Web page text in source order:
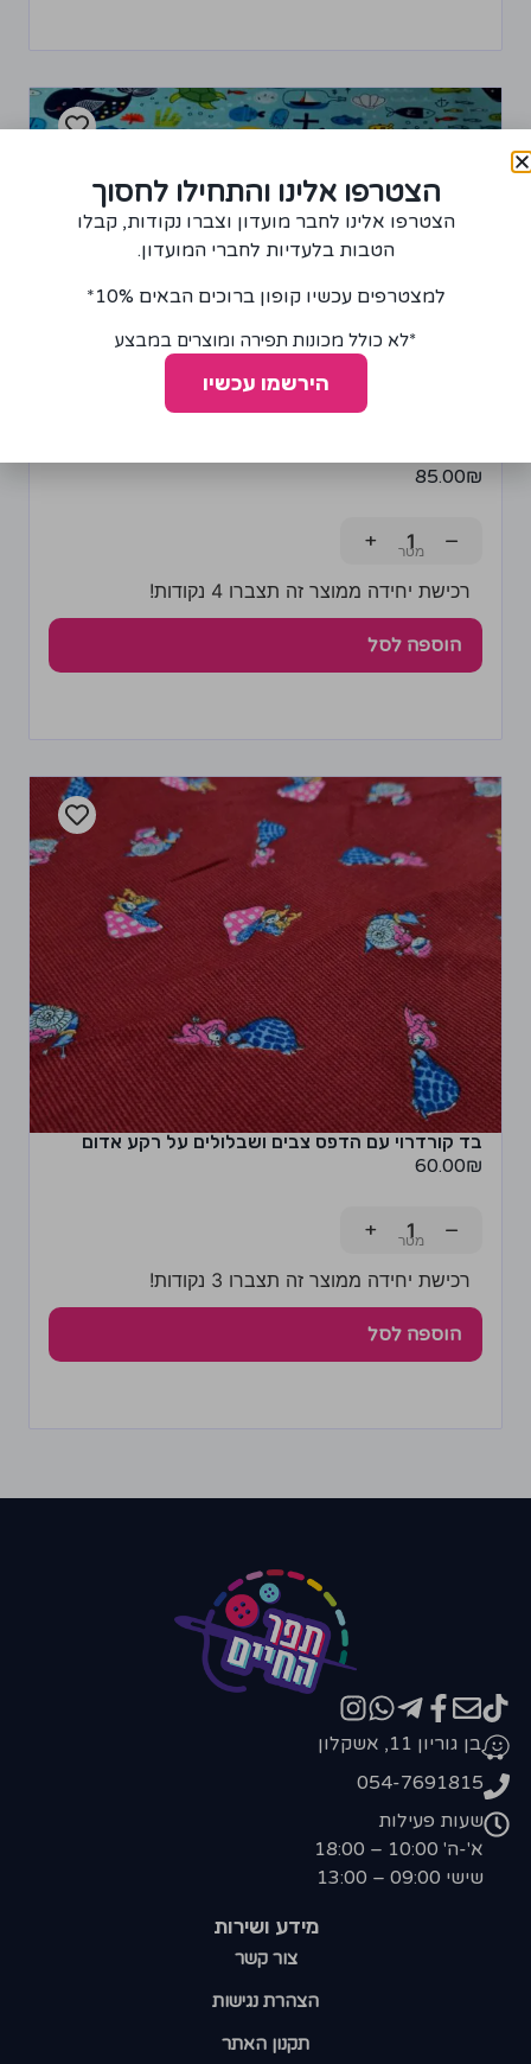
85.00₪
−
+
רכישת יחידה ממוצר זה תצברו 4 נקודות!
הוספה לסל
בד קורדרוי עם הדפס צבים ושבלולים על רקע אדום
60.00₪
−
+
רכישת יחידה ממוצר זה תצברו 3 נקודות!
הוספה לסל
מידע ושירות
צור קשר
הצהרת נגישות
תקנון האתר
בן גוריון 11, אשקלון
054-7691815
שעות פעילות
א'-ה' 10:00 – 18:00
שישי 09:00 – 13:00
הצטרפו אלינו והתחילו לחסוך
הצטרפו אלינו לחבר מועדון וצברו נקודות, קבלו
הטבות בלעדיות לחברי המועדון.
למצטרפים עכשיו קופון ברוכים הבאים 10%*
*לא כולל מכונות תפירה ומוצרים במבצע
הירשמו עכשיו